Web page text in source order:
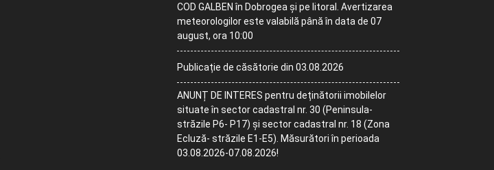
COD GALBEN în Dobrogea și pe litoral. Avertizarea
meteorologilor este valabilă până în data de 07
august, ora 10:00
Publicație de căsătorie din 03.08.2026
ANUNȚ DE INTERES pentru deținătorii imobilelor
situate în sector cadastral nr. 30 (Peninsula-
străzile P6- P17) și sector cadastral nr. 18 (Zona
Ecluză- străzile E1-E5). Măsurători în perioada
03.08.2026-07.08.2026!